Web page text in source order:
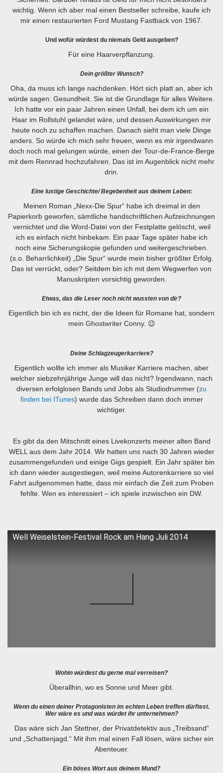
wichtig. Wenn ich aber mal einen Bestseller schreibe, kaufe ich
mir einen restaurierten Ford Mustang Fastback von 1967.
Und wofür würdest du niemals Geld ausgeben?
Für eine Haarverpflanzung.
Dein größter Wunsch?
Oha, da muss ich lange nachdenken. Hört sich platt an, aber ich
würde sagen: Gesundheit. Sie ist die Grundlage für alles Weitere.
Ich hatte vor ein paar Jahren einen Unfall, bei dem ich um ein
Haar im Rollstuhl gelandet wäre, und dessen Auswirkungen mir
heute noch zu schaffen machen. Danach sieht man viele Dinge
anders. So würde ich mich sehr freuen, wenn es mir irgendwann
doch noch mal gelungen würde, einen der Tour-de-France-Berge
mit dem Rennrad hochzufahren. Das ist im Augenblick nicht mehr
drin.
Eine lustige Geschichte/ Begebenheit aus deinem Leben:
Meinen Roman „Nexx-Die Spur“ habe ich dreimal in den
Papierkorb geworfen, sämtliche handschriftlichen Aufzeichnungen
vernichtet und die Word-Datei von der Festplatte gelöscht, weil
ich es einfach nicht hinbekam. Ein paar Tage später habe ich
noch eine Sicherungskopie gefunden und weitergeschrieben.
(s.o. Beharrlichkeit) „Die Spur“ wurde mein bisher größter Erfolg.
Das ist verrückt, oder? Seitdem bin ich mit dem Wegwerfen von
Manuskripten vorsichtig geworden.
Etwas, das die Leser noch nicht wussten von dir?
Eigentlich bin ich es nicht, der die Ideen für Romane hat, sondern
mein Ghostwriter Conny. 😉
Deine Schlagzeugerkarriere?
Eigentlich wollte ich immer als Musiker Karriere machen, aber
welcher siebzehnjährige Junge will das nicht? Irgendwann, nach
diversen erfolglosen Bands und Jobs als Studiodrummer (zu
finden bei ITunes) wurde das Schreiben dann doch immer
wichtiger.
Es gibt da den Mitschnitt eines Livekonzerts meiner alten Band
WELL aus dem Jahr 2014. Wir hatten uns nach 30 Jahren wieder
zusammengefunden und einige Gigs gespielt. Ein Jahr später bin
ich dann wieder ausgestiegen, weil meine Autorenkarriere so viel
Fahrt aufgenommen hatte, dass mir einfach die Zeit zum Proben
fehlte. Wen es interessiert – ich spiele inzwischen ein DW.
Well Weiselstein-Festival Rock am Hang Juli 2014
Wohin würdest du gerne mal verreisen?
Überallhin, wo es Sonne und Meer gibt.
Wenn du einen deiner Protagonisten im echten Leben treffen dürftest.
Wer wäre es und was würdet ihr unternehmen?
Das wäre sich Jan Stettner, der Privatdetektiv aus „Treibsand“
und „Schattenjagd.“ Mit ihm mal einen Fall lösen, wäre sicher ein
Abenteuer.
Ein böses Wort aus deinem Mund?